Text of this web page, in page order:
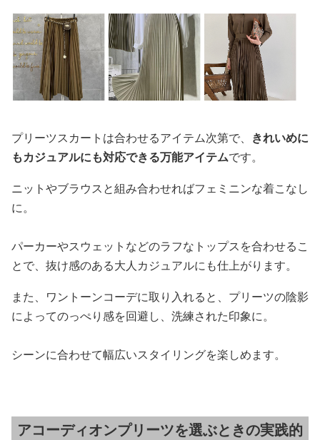
プリーツスカートは合わせるアイテム次第で、 きれいめに
もカジュアルにも対応できる万能アイテムです。
ニットやブラウスと組み合わせればフェミニンな着こなし
に。
パーカーやスウェットなどのラフなトップスを合わせるこ
とで、抜け感のある大人カジュアルにも仕上がります。
また、ワントーンコーデに取り入れると、プリーツの陰影
によってのっぺり感を回避し、洗練された印象に。
シーンに合わせて幅広いスタイリングを楽しめます。
アコーディオンプリーツを選ぶときの実践的